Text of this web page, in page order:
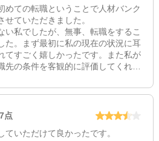
めての転職ということで人材バンク
せていただきました。
い私でしたが、無事、転職をするこ
た。まず最初に私の現在の状況に耳
てすごく嬉しかったです。また私が
先の条件を客観的に評価してくれ
に心強く、とても頼りになりまし
た点など改善が必要なところを丁寧
を教えていただきました。とても感
点
ていただけて良かったです。